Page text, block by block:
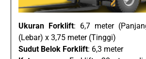
Ukuran Forklift: 6,7 meter
(Lebar) x 3,75 meter (Tinggi)
Sudut Belok Forklift: 6,3 meter